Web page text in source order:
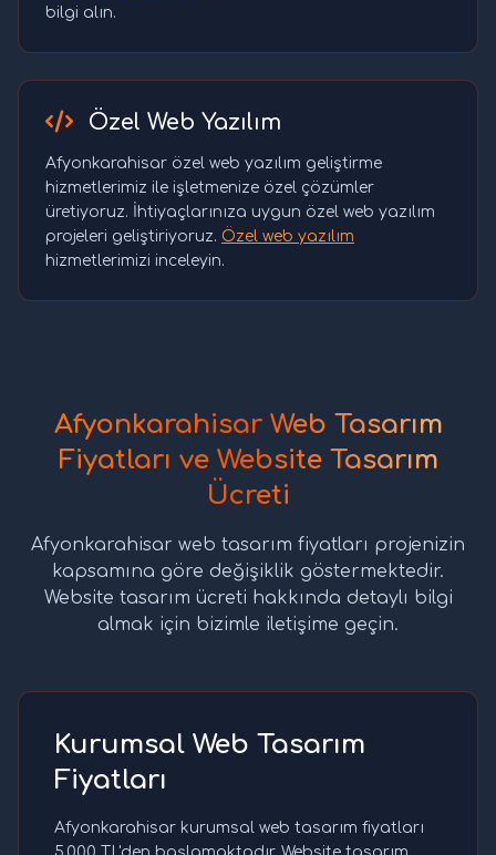
bilgi alın.
Özel Web Yazılım
Afyonkarahisar özel web yazılım geliştirme
hizmetlerimiz ile işletmenize özel çözümler
üretiyoruz. İhtiyaçlarınıza uygun özel web yazılım
projeleri geliştiriyoruz. Özel web yazılım
hizmetlerimizi inceleyin.
Afyonkarahisar Web Tasarım
Fiyatları ve Website Tasarım
Ücreti
Afyonkarahisar web tasarım fiyatları projenizin
kapsamına göre değişiklik göstermektedir.
Website tasarım ücreti hakkında detaylı bilgi
almak için bizimle iletişime geçin.
Kurumsal Web Tasarım
Fiyatları
Afyonkarahisar kurumsal web tasarım fiyatları